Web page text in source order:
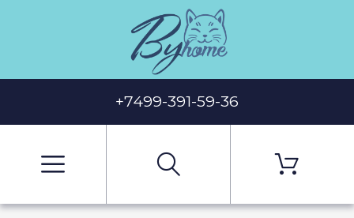
+7499-391-59-36